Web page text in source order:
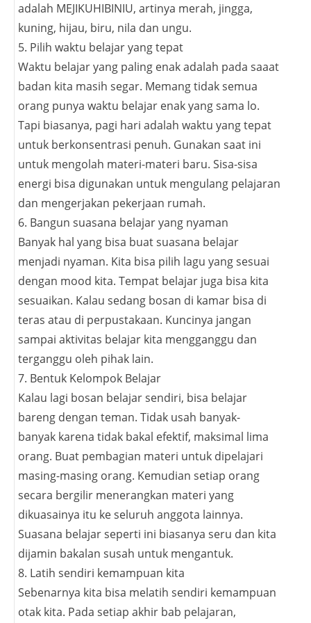
adalah MEJIKUHIBINIU, artinya merah, jingga,
kuning, hijau, biru, nila dan ungu.
5. Pilih waktu belajar yang tepat
Waktu belajar yang paling enak adalah pada saaat
badan kita masih segar. Memang tidak semua
orang punya waktu belajar enak yang sama lo.
Tapi biasanya, pagi hari adalah waktu yang tepat
untuk berkonsentrasi penuh. Gunakan saat ini
untuk mengolah materi-materi baru. Sisa-sisa
energi bisa digunakan untuk mengulang pelajaran
dan mengerjakan pekerjaan rumah.
6. Bangun suasana belajar yang nyaman
Banyak hal yang bisa buat suasana belajar
menjadi nyaman. Kita bisa pilih lagu yang sesuai
dengan mood kita. Tempat belajar juga bisa kita
sesuaikan. Kalau sedang bosan di kamar bisa di
teras atau di perpustakaan. Kuncinya jangan
sampai aktivitas belajar kita mengganggu dan
terganggu oleh pihak lain.
7. Bentuk Kelompok Belajar
Kalau lagi bosan belajar sendiri, bisa belajar
bareng dengan teman. Tidak usah banyak-
banyak karena tidak bakal efektif, maksimal lima
orang. Buat pembagian materi untuk dipelajari
masing-masing orang. Kemudian setiap orang
secara bergilir menerangkan materi yang
dikuasainya itu ke seluruh anggota lainnya.
Suasana belajar seperti ini biasanya seru dan kita
dijamin bakalan susah untuk mengantuk.
8. Latih sendiri kemampuan kita
Sebenarnya kita bisa melatih sendiri kemampuan
otak kita. Pada setiap akhir bab pelajaran,